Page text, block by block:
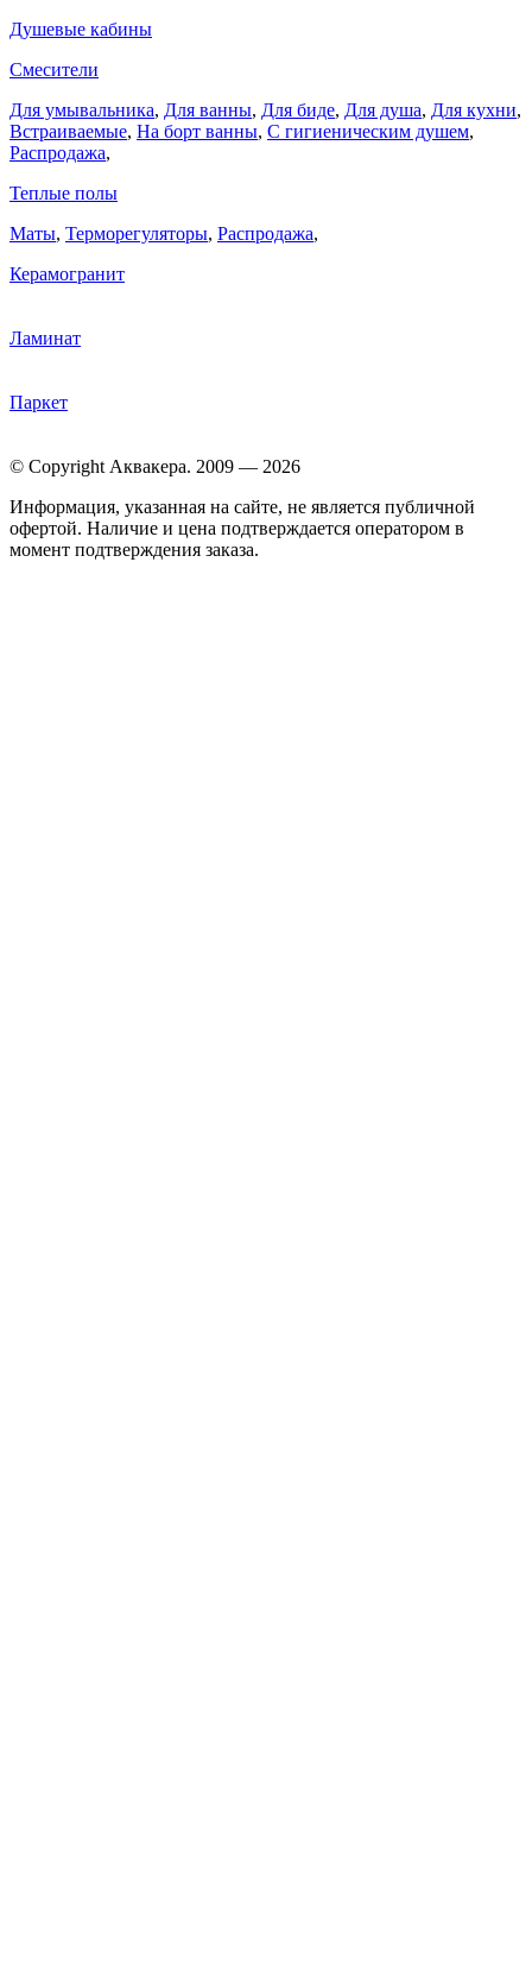
Душевые кабины
Смесители
Для умывальника, Для ванны, Для биде, Для душа, Для кухни,
Встраиваемые, На борт ванны, C гигиеническим душем,
Распродажа,
Теплые полы
Маты, Терморегуляторы, Распродажа,
Керамогранит
Ламинат
Паркет
© Copyright Аквакера. 2009 — 2026
Информация, указанная на сайте, не является публичной
офертой. Наличие и цена подтверждается оператором в
момент подтверждения заказа.